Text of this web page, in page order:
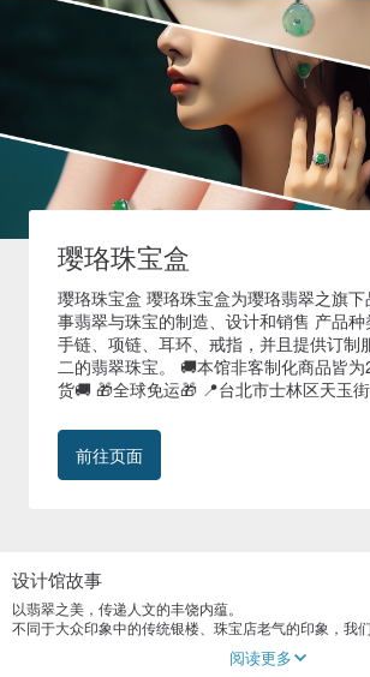
璎珞珠宝盒
璎珞珠宝盒 璎珞珠宝盒为璎珞翡翠之旗下品牌，专门从
事翡翠与珠宝的制造、设计和销售 产品
手链、项链、耳环、戒指，并且提供订制
二的翡翠珠宝。 🚚本馆非客制化商品皆
货🚚 🎁全球免运🎁 📍台北市士林区天玉
前往页面
设计馆故事
以翡翠之美，传递人文的丰饶内蕴。
不同于大众印象中的传统银楼、珠宝店老气的印象，我
璎珞翡翠强调品牌形象以及数位行销的转型。
阅读更多